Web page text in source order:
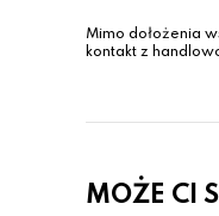
Mimo dołożenia
kontakt z
MOŻE CI